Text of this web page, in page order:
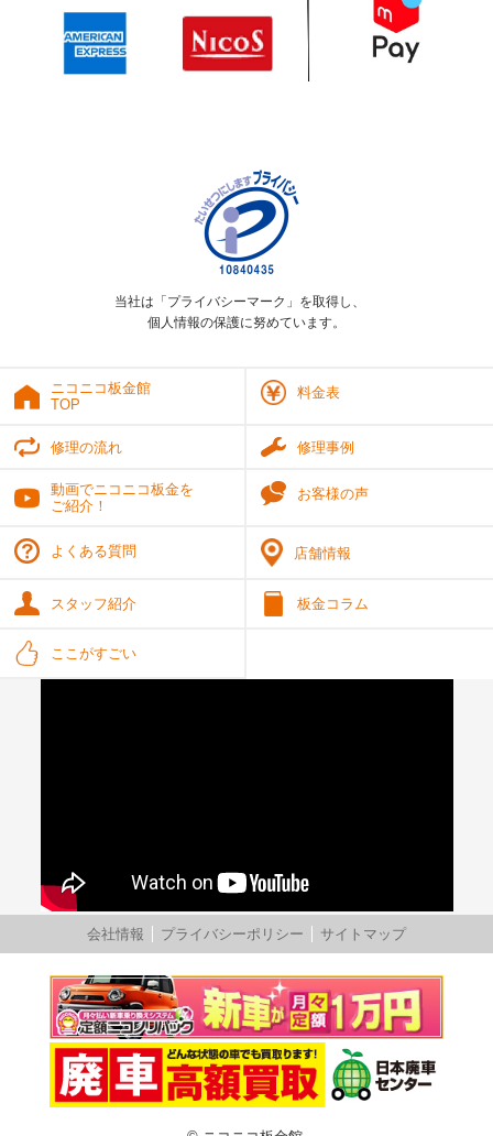
当社は「プライバシーマーク」を取得し、
個人情報の保護に努めています。
ニコニコ板金館
TOP
料金表
修理の流れ 修理事例
動画でニコニコ板金を
ご紹介！
お客様の声
よくある質問 店舗情報
スタッフ紹介 板金コラム
ここがすごい
会社情報 プライバシーポリシー サイトマップ